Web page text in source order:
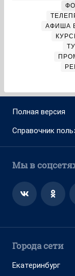
АФИША
Полная версия
Справочник
Мы в
Города сети
Екатеринбург